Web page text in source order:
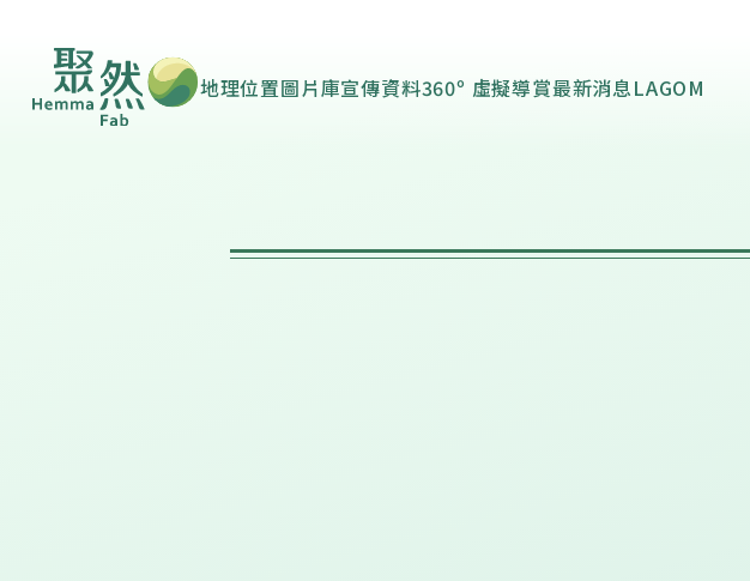
地理位置圖片庫宣傳資料360º 虛擬導賞最新消息LAGOM